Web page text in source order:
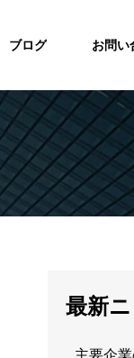
ブログ お問い
最新